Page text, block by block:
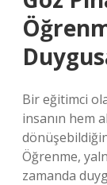
Bir eğitimci
insanın hem
Öğrenme,
zamanda